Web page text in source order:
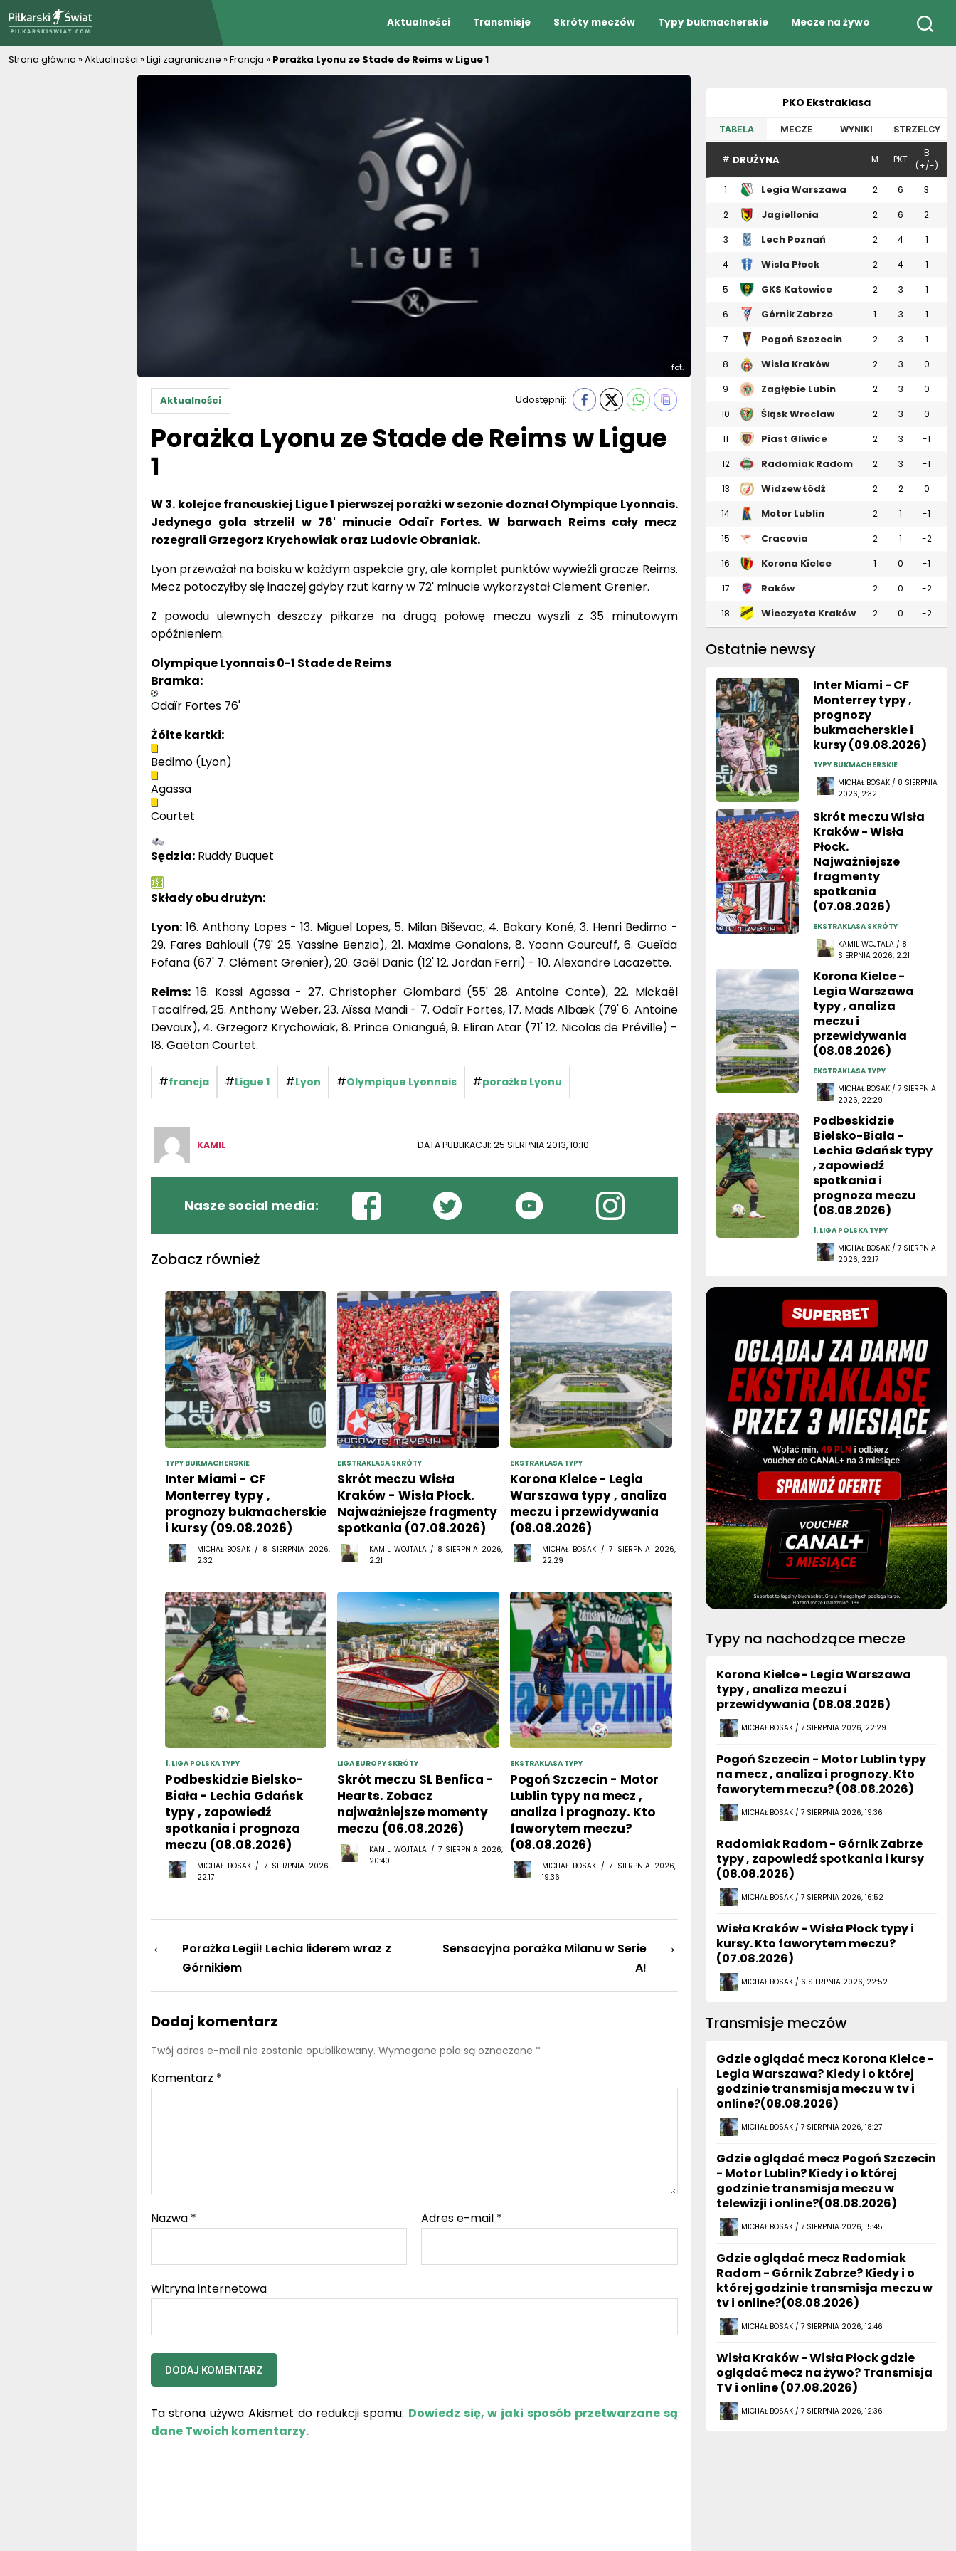
Aktualności Transmisje Skróty meczów Typy bukmacherskie Mecze na żywo
Strona główna »Aktualności »Ligi zagraniczne »Francja » Porażka Lyonu ze Stade de Reims w Ligue 1
fot.
Aktualności Udostępnij:
Porażka Lyonu ze Stade de Reims w Ligue
1
W 3. kolejce francuskiej Ligue 1 pierwszej porażki w sezonie doznał Olympique Lyonnais.
Jedynego gola strzelił w 76' minucie Odaïr Fortes. W barwach Reims cały mecz
rozegrali Grzegorz Krychowiak oraz Ludovic Obraniak.
Lyon przeważał na boisku w każdym aspekcie gry, ale komplet punktów wywieźli gracze Reims.
Mecz potoczyłby się inaczej gdyby rzut karny w 72' minucie wykorzystał Clement Grenier.
Z powodu ulewnych deszczy piłkarze na drugą połowę meczu wyszli z 35 minutowym
opóźnieniem.
Olympique Lyonnais 0-1 Stade de Reims
Bramka:
Odaïr Fortes 76'
Żółte kartki:
Bedimo (Lyon)
Agassa
Courtet
Sędzia:Ruddy Buquet
Składy obu drużyn:
Lyon:16. Anthony Lopes - 13. Miguel Lopes, 5. Milan Biševac, 4. Bakary Koné, 3. Henri Bedimo -
29. Fares Bahlouli (79' 25. Yassine Benzia), 21. Maxime Gonalons, 8. Yoann Gourcuff, 6. Gueïda
Fofana (67' 7. Clément Grenier), 20. Gaël Danic (12' 12. Jordan Ferri) - 10. Alexandre Lacazette.
Reims:16. Kossi Agassa - 27. Christopher Glombard (55' 28. Antoine Conte), 22. Mickaël
Tacalfred, 25. Anthony Weber, 23. Aïssa Mandi - 7. Odaïr Fortes, 17. Mads Albæk (79' 6. Antoine
Devaux), 4. Grzegorz Krychowiak, 8. Prince Oniangué, 9. Eliran Atar (71' 12. Nicolas de Préville) -
18. Gaëtan Courtet.
#francja #Ligue 1 #Lyon #Olympique Lyonnais #porażka Lyonu
KAMIL DATA PUBLIKACJI: 25 SIERPNIA 2013, 10:10
Nasze social media:
Zobacz również
TYPY BUKMACHERSKIE
Inter Miami - CF
Monterrey typy ,
prognozy bukmacherskie
i kursy (09.08.2026)
MICHAŁ BOSAK / 8 SIERPNIA 2026,
2:32
EKSTRAKLASA SKRÓTY
Skrót meczu Wisła
Kraków - Wisła Płock.
Najważniejsze fragmenty
spotkania (07.08.2026)
KAMIL WOJTALA / 8 SIERPNIA 2026,
2:21
EKSTRAKLASA TYPY
Korona Kielce - Legia
Warszawa typy , analiza
meczu i przewidywania
(08.08.2026)
MICHAŁ BOSAK / 7 SIERPNIA 2026,
22:29
1. LIGA POLSKA TYPY
Podbeskidzie Bielsko-
Biała - Lechia Gdańsk
typy , zapowiedź
spotkania i prognoza
meczu (08.08.2026)
MICHAŁ BOSAK / 7 SIERPNIA 2026,
22:17
LIGA EUROPY SKRÓTY
Skrót meczu SL Benfica -
Hearts. Zobacz
najważniejsze momenty
meczu (06.08.2026)
KAMIL WOJTALA / 7 SIERPNIA 2026,
20:40
EKSTRAKLASA TYPY
Pogoń Szczecin - Motor
Lublin typy na mecz ,
analiza i prognozy. Kto
faworytem meczu?
(08.08.2026)
MICHAŁ BOSAK / 7 SIERPNIA 2026,
19:36
←
Porażka Legii! Lechia liderem wraz z
Górnikiem
→
Sensacyjna porażka Milanu w Serie
A!
Dodaj komentarz
Twój adres e-mail nie zostanie opublikowany. Wymagane pola są oznaczone *
Komentarz *
Nazwa * Adres e-mail *
Witryna internetowa
Ta strona używa Akismet do redukcji spamu. Dowiedz się, w jaki sposób przetwarzane są
dane Twoich komentarzy.
PKO Ekstraklasa
TABELA MECZE WYNIKI STRZELCY
# DRUŻYNA M PKT
B
(+/-)
1
Legia Warszawa 2 6 3
2
Jagiellonia
2 6 2
3 Lech Poznań 2 4 1
4 Wisła Płock 2 4 1
5 GKS Katowice 2 3 1
6 Górnik Zabrze 1 3 1
7 Pogoń Szczecin 2 3 1
8 Wisła Kraków 2 3 0
9 Zagłębie Lubin 2 3 0
10 Śląsk Wrocław 2 3 0
11 Piast Gliwice 2 3 -1
12 Radomiak Radom 2 3 -1
13 Widzew Łódź 2 2 0
14 Motor Lublin 2 1 -1
15 Cracovia 2 1 -2
16 Korona Kielce 1 0 -1
17
Raków
2 0 -2
18 Wieczysta Kraków 2 0 -2
Ostatnie newsy
Inter Miami - CF
Monterrey typy ,
prognozy
bukmacherskie i
kursy (09.08.2026)
TYPY BUKMACHERSKIE
MICHAŁ BOSAK / 8 SIERPNIA
2026, 2:32
Skrót meczu Wisła
Kraków - Wisła
Płock.
Najważniejsze
fragmenty
spotkania
(07.08.2026)
EKSTRAKLASA SKRÓTY
KAMIL WOJTALA / 8
SIERPNIA 2026, 2:21
Korona Kielce -
Legia Warszawa
typy , analiza
meczu i
przewidywania
(08.08.2026)
EKSTRAKLASA TYPY
MICHAŁ BOSAK / 7 SIERPNIA
2026, 22:29
Podbeskidzie
Bielsko-Biała -
Lechia Gdańsk typy
, zapowiedź
spotkania i
prognoza meczu
(08.08.2026)
1. LIGA POLSKA TYPY
MICHAŁ BOSAK / 7 SIERPNIA
2026, 22:17
Typy na nachodzące mecze
Korona Kielce - Legia Warszawa
typy , analiza meczu i
przewidywania (08.08.2026)
MICHAŁ BOSAK / 7 SIERPNIA 2026, 22:29
Pogoń Szczecin - Motor Lublin typy
na mecz , analiza i prognozy. Kto
faworytem meczu? (08.08.2026)
MICHAŁ BOSAK / 7 SIERPNIA 2026, 19:36
Radomiak Radom - Górnik Zabrze
typy , zapowiedź spotkania i kursy
(08.08.2026)
MICHAŁ BOSAK / 7 SIERPNIA 2026, 16:52
Wisła Kraków - Wisła Płock typy i
kursy. Kto faworytem meczu?
(07.08.2026)
MICHAŁ BOSAK / 6 SIERPNIA 2026, 22:52
Transmisje meczów
Gdzie oglądać mecz Korona Kielce -
Legia Warszawa? Kiedy i o której
godzinie transmisja meczu w tv i
online?(08.08.2026)
MICHAŁ BOSAK / 7 SIERPNIA 2026, 18:27
Gdzie oglądać mecz Pogoń Szczecin
- Motor Lublin? Kiedy i o której
godzinie transmisja meczu w
telewizji i online?(08.08.2026)
MICHAŁ BOSAK / 7 SIERPNIA 2026, 15:45
Gdzie oglądać mecz Radomiak
Radom - Górnik Zabrze? Kiedy i o
której godzinie transmisja meczu w
tv i online?(08.08.2026)
MICHAŁ BOSAK / 7 SIERPNIA 2026, 12:46
Wisła Kraków - Wisła Płock gdzie
oglądać mecz na żywo? Transmisja
TV i online (07.08.2026)
MICHAŁ BOSAK / 7 SIERPNIA 2026, 12:36